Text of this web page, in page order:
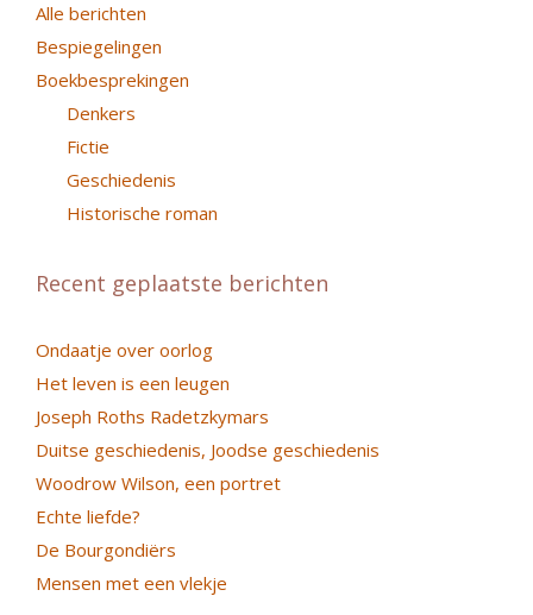
Alle berichten
Bespiegelingen
Boekbesprekingen
Denkers
Fictie
Geschiedenis
Historische roman
Recent geplaatste berichten
Ondaatje over oorlog
Het leven is een leugen
Joseph Roths Radetzkymars
Duitse geschiedenis, Joodse geschiedenis
Woodrow Wilson, een portret
Echte liefde?
De Bourgondiërs
Mensen met een vlekje